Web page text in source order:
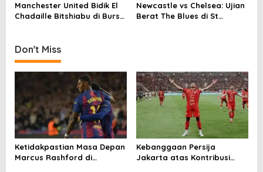
o
Manchester United Bidik El
Chadaille Bitshiabu di Bursa
Newcastle vs Chelsea: Ujian
Berat The Blues di St
Don't Miss
Ketidakpastian Masa Depan
Marcus Rashford di
Kebanggaan Persija
Jakarta atas Kontribusi